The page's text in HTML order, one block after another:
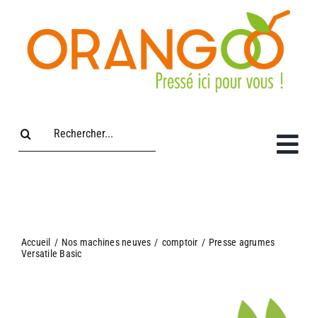
contenu
Accueil / Nos machines neuves / comptoir / Presse agrumes
Versatile Basic